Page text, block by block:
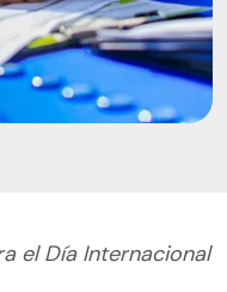
el Día Internacional